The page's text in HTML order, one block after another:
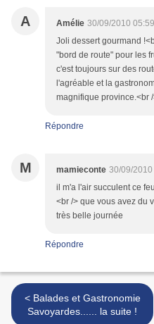
A Amélie 30/09/2010 05:59
Joli dessert gourmand
"bord de route" pour les
c'est toujours sur des
l'agréable et la
magnifique province.<br
Répondre
M mamieconte 30/09/2010
il m'a l'air succulent ce
<br /> que vous avez du
très belle journée
Répondre
< Balades et Gastronomie
Savoyardes...... la suite !